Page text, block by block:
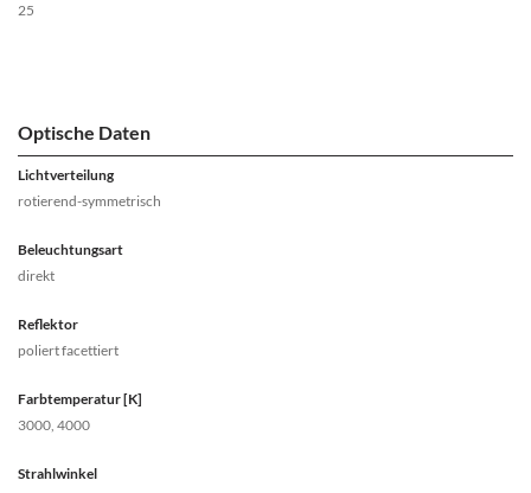
25
Optische Daten
Lichtverteilung
rotierend-symmetrisch
Beleuchtungsart
direkt
Reflektor
poliert facettiert
Farbtemperatur [K]
3000, 4000
Strahlwinkel